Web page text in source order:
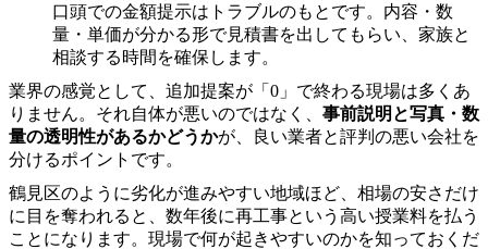
口頭での金額提示はトラブルのもとです。内容・数
量・単価が分かる形で見積書を出してもらい、家族と
相談する時間を確保します。
業界の感覚として、追加提案が「0」で終わる現場は多くあ
りません。それ自体が悪いのではなく、 事前説明と写真・数
量の透明性があるかどうかが、良い業者と評判の悪い会社を
分けるポイントです。
鶴見区のように劣化が進みやすい地域ほど、相場の安さだけ
に目を奪われると、数年後に再工事という高い授業料を払う
ことになります。現場で何が起きやすいのかを知っておくだ